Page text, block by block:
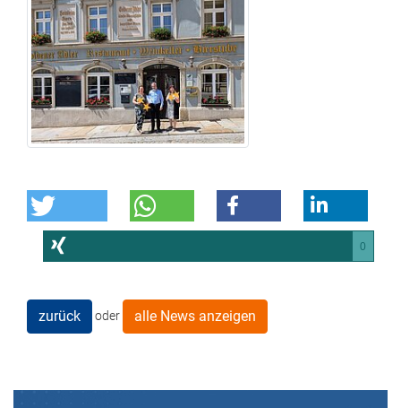
0
zurück oder alle News anzeigen